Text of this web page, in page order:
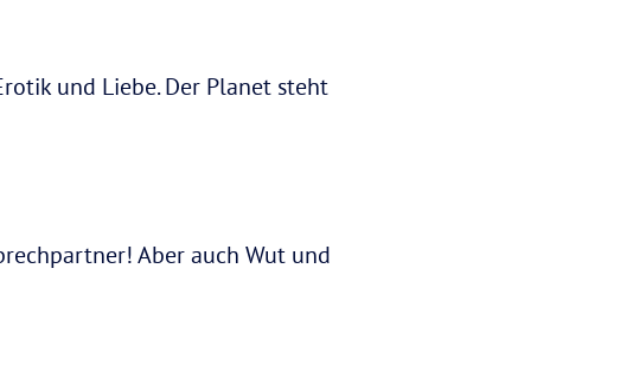
und Liebe. Der Planet steht
Aber auch Wut und